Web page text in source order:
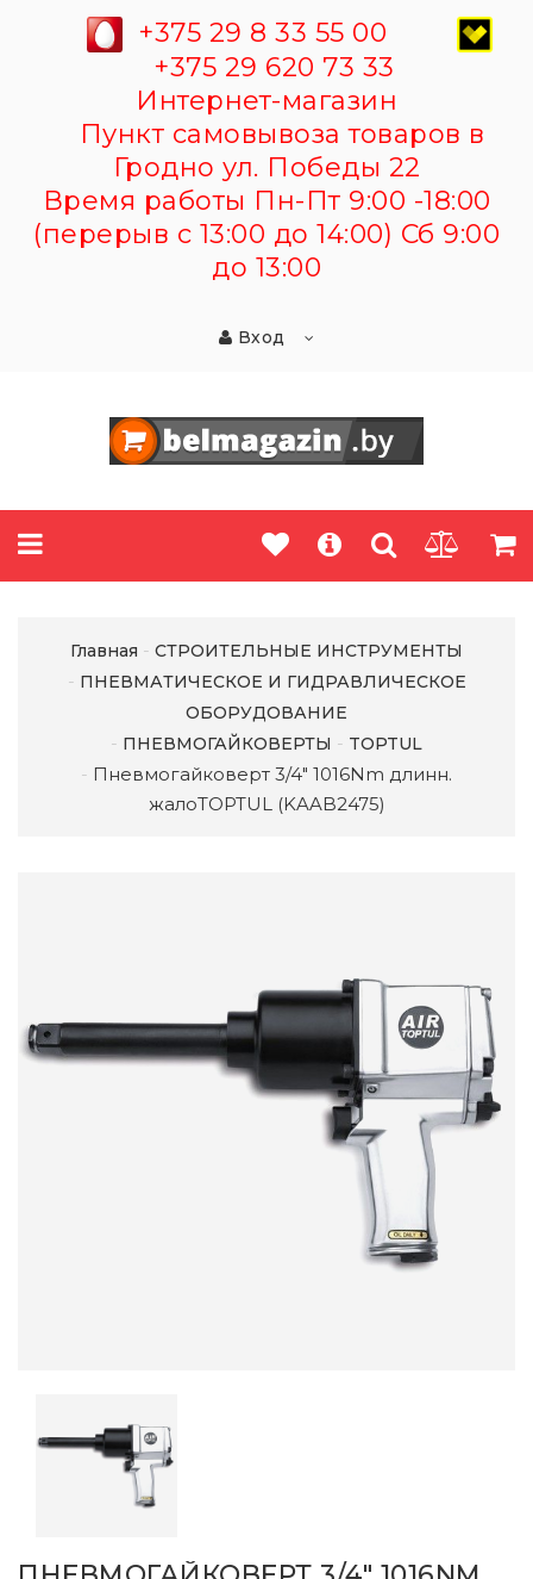
+375 29 8 33 55 00
+375 29 620 73 33
Интернет-магазин
Пункт самовывоза товаров в
Гродно ул. Победы 22
Время работы Пн-Пт 9:00 -18:00
(перерыв с 13:00 до 14:00) Сб 9:00
до 13:00
Вход
Главная
СТРОИТЕЛЬНЫЕ ИНСТРУМЕНТЫ
ПНЕВМАТИЧЕСКОЕ И ГИДРАВЛИЧЕСКОЕ
ОБОРУДОВАНИЕ
ПНЕВМОГАЙКОВЕРТЫ
TOPTUL
Пневмогайковерт 3/4" 1016Nm длинн.
жалоTOPTUL (KAAB2475)